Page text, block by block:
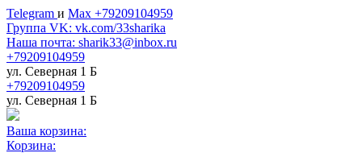
Telegram и Max +79209104959
Группа VK: vk.com/33sharika
Наша почта: sharik33@inbox.ru
+79209104959
ул. Северная 1 Б
+79209104959
ул. Северная 1 Б
Ваша корзина:
Корзина: